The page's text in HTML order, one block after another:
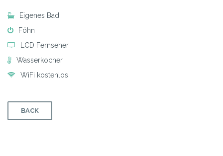
Eigenes Bad
Föhn
LCD Fernseher
Wasserkocher
WiFi kostenlos
BACK